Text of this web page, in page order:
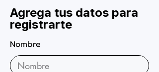
Agrega tus datos para
registrarte
Nombre